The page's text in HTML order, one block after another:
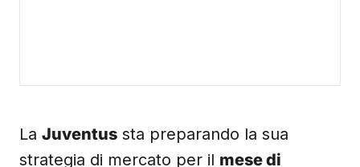
La Juventus sta preparando la sua
strategia di mercato per il mese di